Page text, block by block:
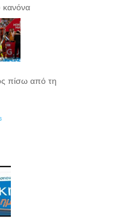
κανόνα
πίσω από τη